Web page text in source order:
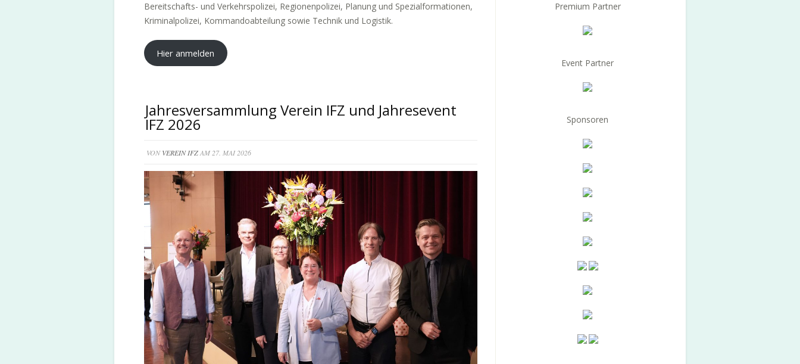
Bereitschafts- und Verkehrspolizei, Regionenpolizei, Planung und Spezialformationen,
Kriminalpolizei, Kommandoabteilung sowie Technik und Logistik.
Hier anmelden
Jahresversammlung Verein IFZ und Jahresevent
IFZ 2026
VONVEREIN IFZAM 27. MAI 2026
Premium Partner
Event Partner
Sponsoren